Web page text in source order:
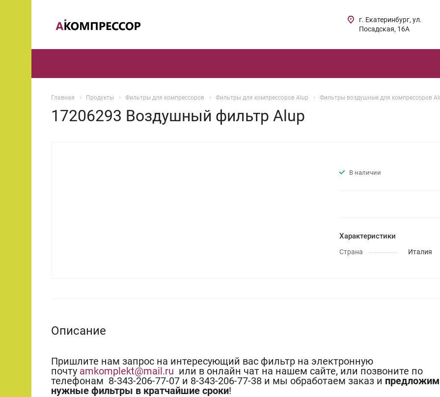
г. Екатеринбург, ул.
Посадская, 16А
Главная Продукты Фильтры для компрессоров Фильтры для компрессоров Alup Фильтры воздушные для компрессоров
17206293 Воздушный фильтр Alup
В наличии
Характеристики
Страна Италия
Описание
Пришлите нам запрос на интересующий вас фильтр на электронную
почту amkomplekt@mail.ru или в онлайн чат на нашем сайте, или позвоните по
телефонам 8-343-206-77-07 и 8-343-206-77-38 и мы обработаем заказ и
нужные фильтры в кратчайшие сроки!